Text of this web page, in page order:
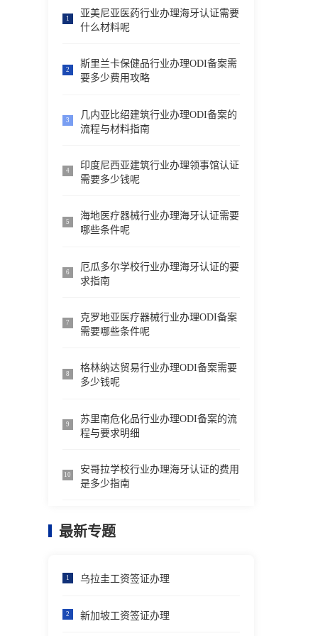
1
亚美尼亚医药行业办理海牙认证需要
什么材料呢
2
斯里兰卡保健品行业办理ODI备案需
要多少费用攻略
3
几内亚比绍建筑行业办理ODI备案的
流程与材料指南
4
印度尼西亚建筑行业办理领事馆认证
需要多少钱呢
5
海地医疗器械行业办理海牙认证需要
哪些条件呢
6
厄瓜多尔学校行业办理海牙认证的要
求指南
7
克罗地亚医疗器械行业办理ODI备案
需要哪些条件呢
8
格林纳达贸易行业办理ODI备案需要
多少钱呢
9
苏里南危化品行业办理ODI备案的流
程与要求明细
10
安哥拉学校行业办理海牙认证的费用
是多少指南
最新专题
1 乌拉圭工资签证办理
2 新加坡工资签证办理